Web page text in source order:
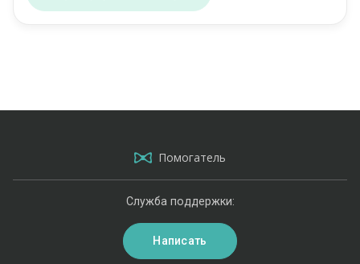
Помогатель
Служба поддержки:
Написать